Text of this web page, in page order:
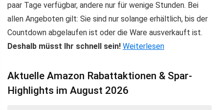
paar Tage verfügbar, andere nur für wenige Stunden. Bei
allen Angeboten gilt: Sie sind nur solange erhältlich, bis der
Countdown abgelaufen ist oder die Ware ausverkauft ist.
Deshalb müsst Ihr schnell sein! Weiterlesen
Aktuelle Amazon Rabattaktionen & Spar-
Highlights im August 2026